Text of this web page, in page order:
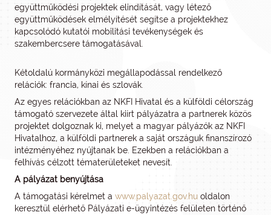
együttműködési projektek elindítását, vagy létező
együttműködések elmélyítését segítse a projektekhez
kapcsolódó kutatói mobilitási tevékenységek és
szakembercsere támogatásával.
Kétoldalú kormányközi megállapodással rendelkező
relációk: francia, kínai és szlovák.
Az egyes relációkban az NKFI Hivatal és a külföldi célország
támogató szervezete által kiírt pályázatra a partnerek közös
projektet dolgoznak ki, melyet a magyar pályázók az NKFI
Hivatalhoz, a külföldi partnerek a saját országuk finanszírozó
intézményéhez nyújtanak be. Ezekben a relációkban a
felhívás célzott tématerületeket nevesít.
A pályázat benyújtása
A támogatási kérelmet a www.palyazat.gov.hu oldalon
keresztül elérhető Pályázati e-ügyintézés felületen történő